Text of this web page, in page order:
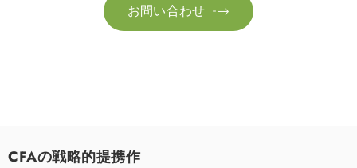

お問い合わせ
CFAの戦略的提携作